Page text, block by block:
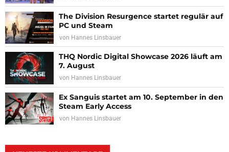
The Division Resurgence startet regulär auf
PC und Steam
von Hannes Linsbauer
THQ Nordic Digital Showcase 2026 läuft am
7. August
von Hannes Linsbauer
Ex Sanguis startet am 10. September in den
Steam Early Access
von Hannes Linsbauer